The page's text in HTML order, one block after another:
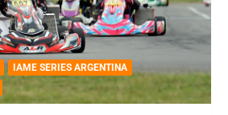
IAME SERIES ARGENTINA